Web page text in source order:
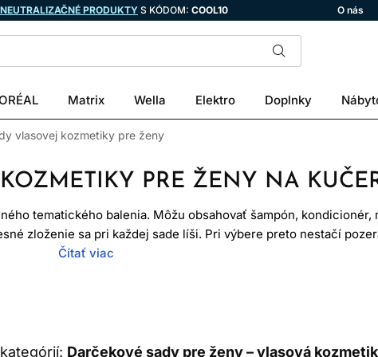
NEUTRALIZAČNÉ PRODUKTY S KÓDOM: COOL10 O nás
Matrix Wella Elektro Doplnky
vlasovej kozmetiky pre ženy
PRE ŽENY NA
tematického balenia. Môžu obsahovať šampón, kondicionér,
zloženie sa pri každej sade líši. Pri výbere preto nestačí
bežnú rutinu a to, či obdarovaná používa konkrétnu
Čítať viac
Darčekové sady pre ženy – vlasová